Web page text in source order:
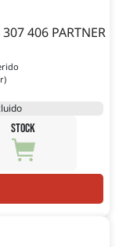
406 PARTNER
STOCK